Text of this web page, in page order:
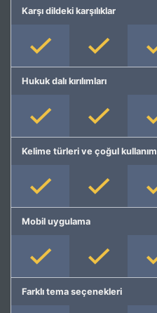
Karşı dildeki karşılıklar
Hukuk dalı kırılımları
Kelime türleri ve çoğul
Mobil uygulama
Farklı tema seçenekleri